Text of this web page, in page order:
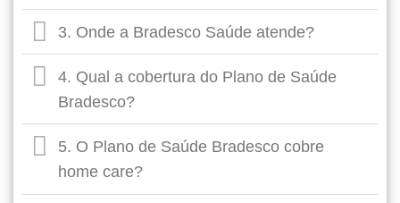
3. Onde a Bradesco Saúde atende?
4. Qual a cobertura do Plano de Saúde
Bradesco?
5. O Plano de Saúde Bradesco cobre
home care?